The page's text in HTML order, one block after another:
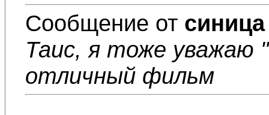
Сообщение от синица
Таис, я тоже уважаю
отличный фильм